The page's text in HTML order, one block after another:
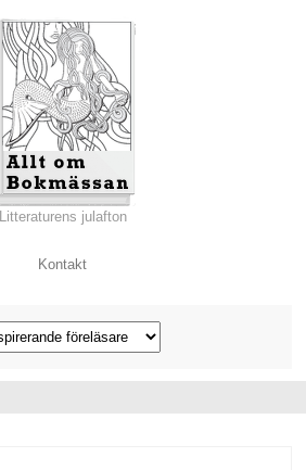
Litteraturens julafton
Kontakt